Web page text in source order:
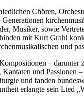
Chören,
Generationen
Musiker, sowie
mit Kurt Grahl
und
– darunter
und Passionen
und fanden
erlangte sein Lied